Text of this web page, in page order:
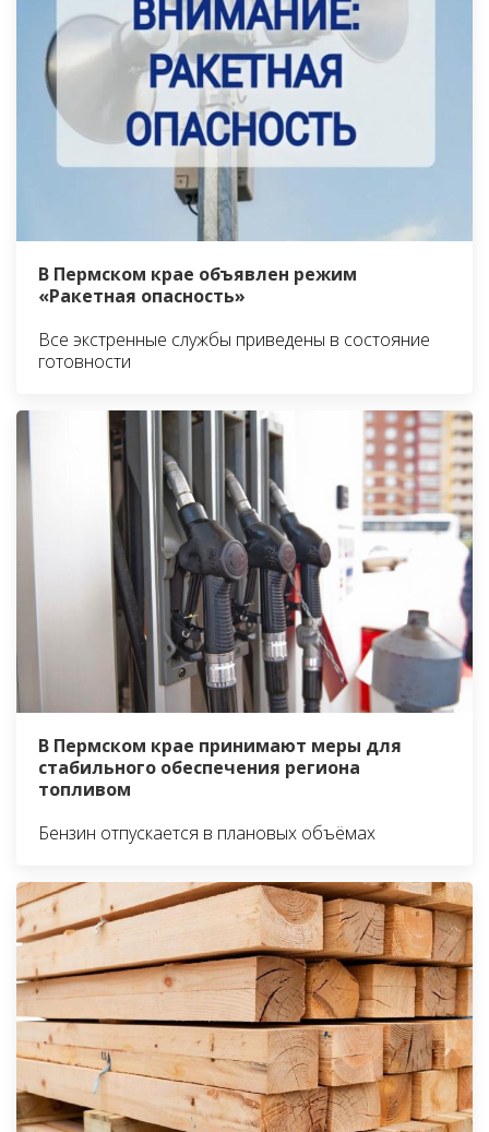
В Пермском крае объявлен режим
«Ракетная опасность»
Все экстренные службы приведены в состояние
готовности
В Пермском крае принимают меры для
стабильного обеспечения региона
топливом
Бензин отпускается в плановых объёмах